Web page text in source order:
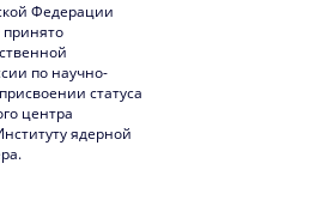
Федерации
по научно-
статуса
центра
ядерной